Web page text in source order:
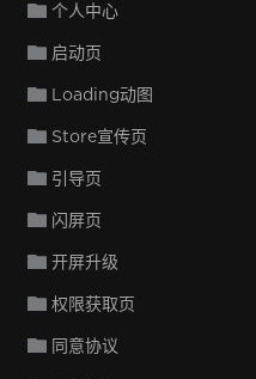
个人中心
启动页
Loading动图
Store宣传页
引导页
闪屏页
开屏升级
权限获取页
同意协议